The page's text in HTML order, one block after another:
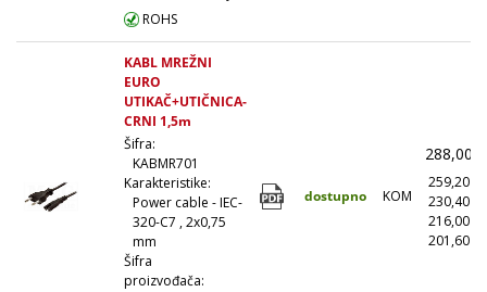
ROHS
KABL MREŽNI
EURO
UTIKAČ+UTIČNICA-
CRNI 1,5m
Šifra:
KABMR701
Karakteristike:
Power cable - IEC-
320-C7 , 2x0,75
mm
Šifra
proizvođača:
dostupno KOM
288,00
259,20
230,40
216,00
201,60